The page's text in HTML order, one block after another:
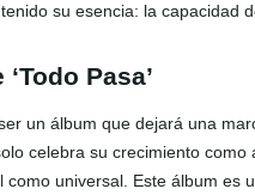
su esencia: la capacidad
Pasa’
ser un álbum que dejará una
celebra su crecimiento
universal. Este álbum es